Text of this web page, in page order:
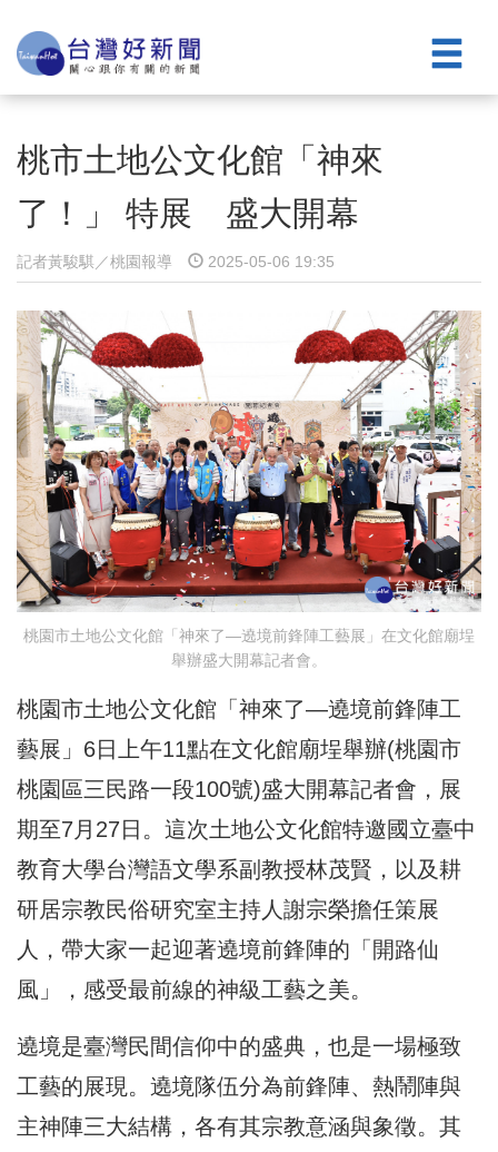
桃市土地公文化館「神來
了！」 特展 盛大開幕
記者黃駿騏／桃園報導 2025-05-06 19:35
桃園市土地公文化館「神來了—遶境前鋒陣工藝展」在文化館廟埕
舉辦盛大開幕記者會。
桃園市土地公文化館「神來了—遶境前鋒陣工
藝展」6日上午11點在文化館廟埕舉辦(桃園市
桃園區三民路一段100號)盛大開幕記者會，展
期至7月27日。這次土地公文化館特邀國立臺中
教育大學台灣語文學系副教授林茂賢，以及耕
研居宗教民俗研究室主持人謝宗榮擔任策展
人，帶大家一起迎著遶境前鋒陣的「開路仙
風」，感受最前線的神級工藝之美。
遶境是臺灣民間信仰中的盛典，也是一場極致
工藝的展現。遶境隊伍分為前鋒陣、熱鬧陣與
主神陣三大結構，各有其宗教意涵與象徵。其